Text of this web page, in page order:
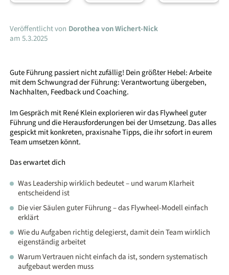
Veröffentlicht von Dorothea von Wichert-Nick
am5.3.2025
Gute Führung passiert nicht zufällig! Dein größter Hebel: Arbeite
mit dem Schwungrad der Führung: Verantwortung übergeben,
Nachhalten, Feedback und Coaching.
Im Gespräch mit René Klein explorieren wir das Flywheel guter
Führung und die Herausforderungen bei der Umsetzung. Das alles
gespickt mit konkreten, praxisnahe Tipps, die ihr sofort in eurem
Team umsetzen könnt.
Das erwartet dich
Was Leadership wirklich bedeutet – und warum Klarheit
entscheidend ist
Die vier Säulen guter Führung – das Flywheel-Modell einfach
erklärt
Wie du Aufgaben richtig delegierst, damit dein Team wirklich
eigenständig arbeitet
Warum Vertrauen nicht einfach da ist, sondern systematisch
aufgebaut werden muss